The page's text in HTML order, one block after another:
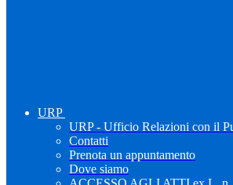
URP
URP - Ufficio Relazioni con il
Contatti
Prenota un appuntamento
Dove siamo